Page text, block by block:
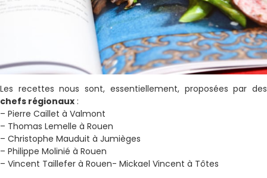
Les recettes nous sont, essentiellement, proposées par des
chefs régionaux :
– Pierre Caillet à Valmont
– Thomas Lemelle à Rouen
– Christophe Mauduit à Jumièges
– Philippe Molinié à Rouen
– Vincent Taillefer à Rouen- Mickael Vincent à Tôtes